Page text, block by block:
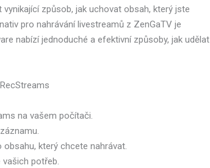
vynikající způsob, jak uchovat obsah, který jste
pro nahrávání livestreamů z ZenGaTV je
nabízí jednoduché a efektivní způsoby, jak udělat
na vašem počítači.
obsahu, který chcete nahrávat.
vašich potřeb.